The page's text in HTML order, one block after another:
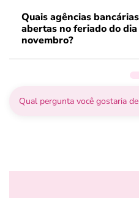
Quais agências
abertas no feriado do
novembro?